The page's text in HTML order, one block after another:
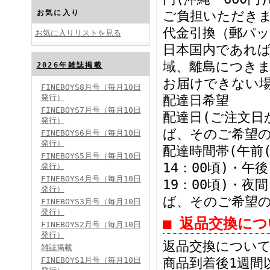
FINEBOYS2024年10月号
FINEBOYS2024年9月号
お気に入り
お気に入りリストを見る
2026年雑誌掲載
FINEBOYS8月号（毎月10日
発行）
FINEBOYS7月号（毎月10日
発行）
FINEBOYS6月号（毎月10日
発行）
FINEBOYS5月号（毎月10日
発行）
FINEBOYS4月号（毎月10日
発行）
FINEBOYS3月号（毎月10日
発行）
FINEBOYS2月号（毎月10日
発行）
雑誌掲載
FINEBOYS1月号（毎月10日
ご負担いただき
代金引換（郵パ
日本国内であれ
域、離島につき
お届けできない
配達日希望
配達日(ご注文日
ば、そのご希望
配達時間帯(午
14：00頃)・午
19：00頃)・夜
ば、そのご希望
■ 返品交換に
返品交換につい
商品到着後1週間